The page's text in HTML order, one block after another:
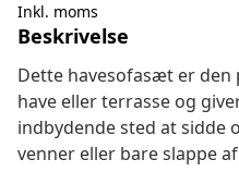
Inkl. moms
Beskrivelse
Dette havesofasæt er
have eller terrasse og
indbydende sted at sidde
venner eller bare slappe